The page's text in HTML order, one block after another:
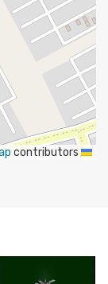
contributors